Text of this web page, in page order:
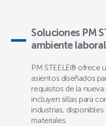
Soluciones PM
ambiente laboral
PM STEELE® ofrece
asientos diseñados
requisitos de la
incluyen sillas para
industrias,
materiales.